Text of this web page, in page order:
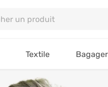
Textile